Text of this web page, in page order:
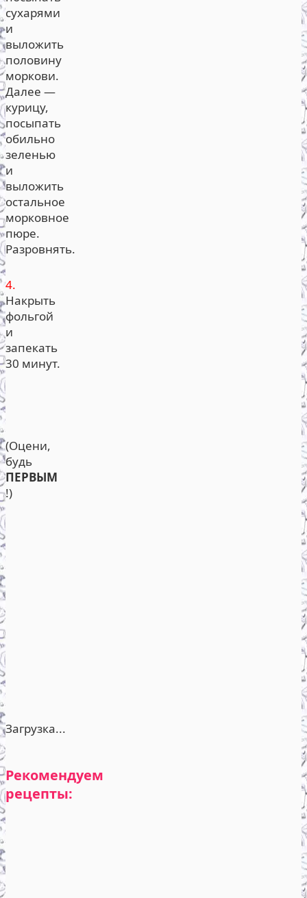
сухарями
и
выложить
половину
моркови.
Далее —
курицу,
посыпать
обильно
зеленью
и
выложить
остальное
морковное
пюре.
Разровнять.
4.
Накрыть
фольгой
и
запекать
30 минут.
(Оцени,
будь
ПЕРВЫМ
!)
Загрузка...
Рекомендуем
рецепты: